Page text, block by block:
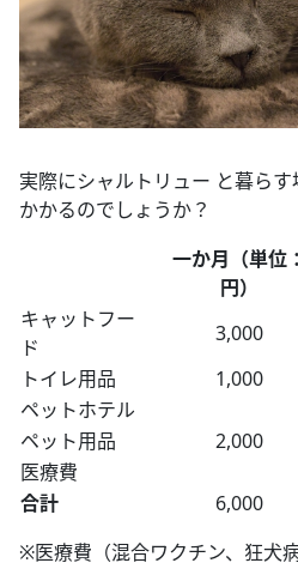
実際にシャルトリュー と暮ら
かかるのでしょうか？
一か月（単位：
円）
キャットフー
ド
3,000
トイレ用品
1,000
ペットホテル
ペット用品
2,000
医療費
合計
6,000
※医療費（混合ワクチン、狂犬